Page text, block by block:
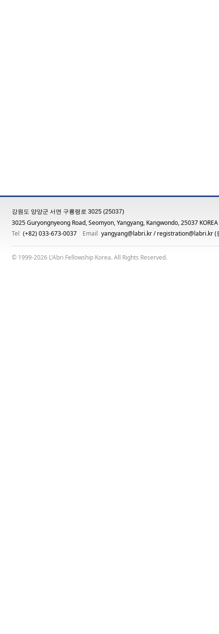
강원도 양양군 서면 구룡령로 3025 (25037)
3025 Guryongnyeong Road, Seomyon, Yangyang, Kangwondo, 25037 KOREA
Tel (+82) 033-673-0037 Email yangyang@labri.kr/registration@labri.kr(
© 1999-2026 L'Abri Fellowship Korea. All Rights Reserved.